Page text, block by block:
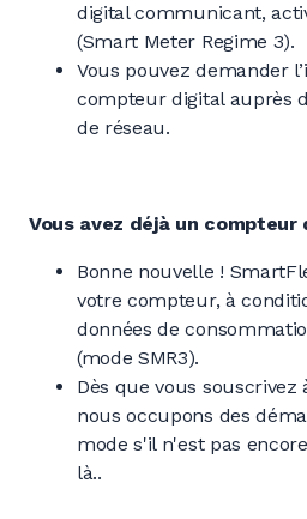
digital communicant,
(Smart Meter Regime 3).
Vous pouvez demander
compteur digital auprès
de réseau.
Vous avez déjà un compteur
Bonne nouvelle !
votre compteur, à
données de
(mode SMR3).
Dès que vous souscrivez
nous occupons des
mode s'il n'est pas
là..